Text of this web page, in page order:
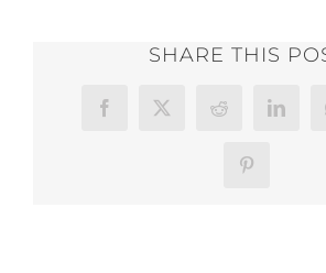
SHARE THIS
Facebook
X Reddit
Pinterest